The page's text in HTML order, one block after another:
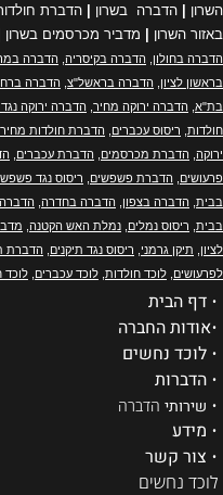
השרון | הדברה בשרון | הדברת
באזור השרון | מדביר מכרסמים בשרון
הדברה בחולון הדברה בקיסריה הדברה
בראשון לציון
הדברה בראשל"צ הדברה
בת"א הדברה ירוקה מחיר הדברה ירוקה
חולדות ריסוס עכברים הדברת חולדות מחיר
ירוקה הדברת מכרסמים הדברת עכברים
פרעושים
הדברת פשפשים ריסוס נגד
בבית הדברה בצפון הדברה בחדרה הדברה
בבית ריסוס נמלים נמלת האש הקטנה
לציון
תיקן גרמני ריסוס נגד תיקנים הדברת
לפרעושים לוכד חולדות לוכד עכברים לוכד
• דף הבית
•אודות החברה
• לוכד נחשים
• הדברות
• שירותי הדברה
• מידע
• צור קשר
לוכד נחשים